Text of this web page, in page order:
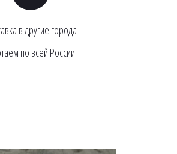
в другие города
по всей России.